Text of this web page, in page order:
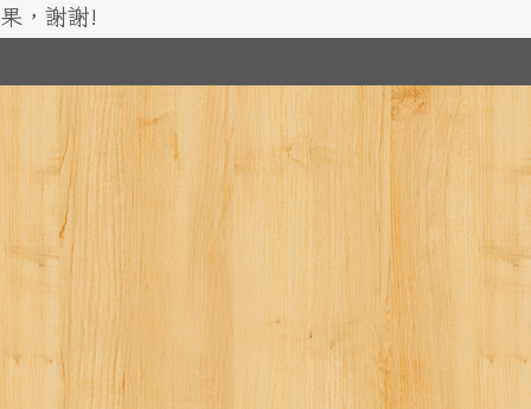
果，謝謝!